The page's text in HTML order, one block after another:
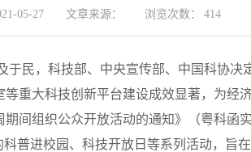
05-27 文章来源： 浏览次数： 414
民，科技部、中央宣传部、中国科协
重大科技创新平台建设成效显著，为经
间组织公众开放活动的通知》（粤科函
普进校园、科技开放日等系列活动，旨